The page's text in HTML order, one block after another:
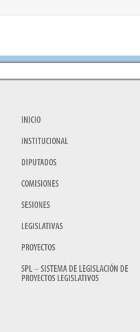
INICIO
INSTITUCIONAL
DIPUTADOS
COMISIONES
SESIONES
LEGISLATIVAS
PROYECTOS
SPL – SISTEMA DE LEGISLACIÓN DE
PROYECTOS LEGISLATIVOS